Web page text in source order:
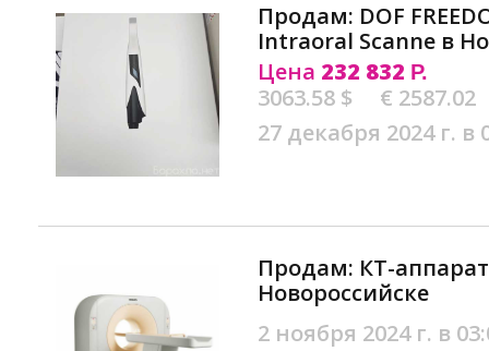
Продам: DOF
Intraoral Scanne в
Цена 232 832 Р.
3063.58 $
€ 2587.02
27 декабря 2024 г. в
Продам: КТ-
Новороссийске
2 ноября 2024 г. в